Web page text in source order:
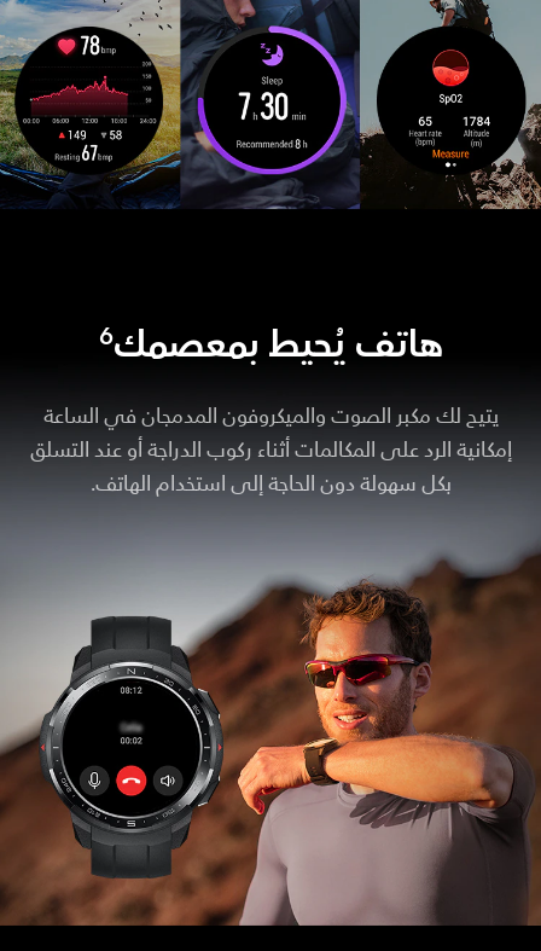
هاتف يُحيط بمعصمك6
يتيح لك مكبر الصوت والميكروفون المدمجان في الساعة
إمكانية الرد على المكالمات أثناء ركوب الدراجة أو عند التسلق
بكل سهولة دون الحاجة إلى استخدام الهاتف.